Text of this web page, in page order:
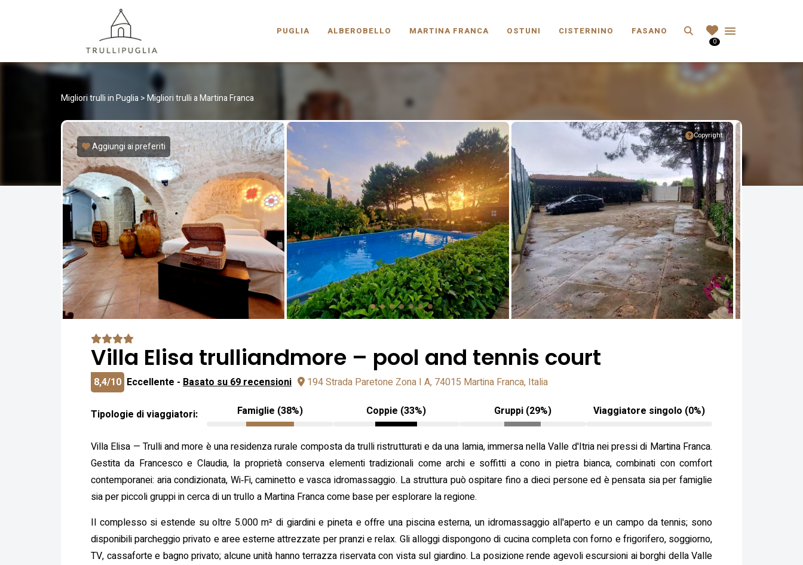
PUGLIA ALBEROBELLO MARTINA FRANCA OSTUNI CISTERNINO FASANO Search
0
Migliori trulli in Puglia>Migliori trulli a Martina Franca
Copyright
Aggiungi ai preferiti
Villa Elisa trulliandmore – pool and tennis court
8,4/10 Eccellente - Basato su 69 recensioni 194 Strada Paretone Zona I A, 74015 Martina Franca, Italia
Tipologie di viaggiatori: Famiglie (38%) Coppie (33%) Gruppi (29%) Viaggiatore singolo (0%)
Villa Elisa — Trulli and more è una residenza rurale composta da trulli ristrutturati e da una lamia, immersa nella Valle d'Itria nei pressi di Martina Franca.
Gestita da Francesco e Claudia, la proprietà conserva elementi tradizionali come archi e soffitti a cono in pietra bianca, combinati con comfort
contemporanei: aria condizionata, Wi‑Fi, caminetto e vasca idromassaggio. La struttura può ospitare fino a dieci persone ed è pensata sia per famiglie
sia per piccoli gruppi in cerca di un trullo a Martina Franca come base per esplorare la regione.
Il complesso si estende su oltre 5.000 m² di giardini e pineta e offre una piscina esterna, un idromassaggio all'aperto e un campo da tennis; sono
disponibili parcheggio privato e aree esterne attrezzate per pranzi e relax. Gli alloggi dispongono di cucina completa con forno e frigorifero, soggiorno,
TV, cassaforte e bagno privato; alcune unità hanno terrazza riservata con vista sul giardino. La posizione rende agevoli escursioni ai borghi della Valle